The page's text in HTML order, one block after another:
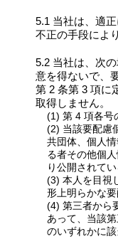
5.1 当社は、適
不正の手段によ
5.2 当社は、次
意を得ないで、
第 2 条第 3 項に
取得しません。
(1) 第 4 項各号
(2) 当該要配慮
共団体、個人
る者その他個
り公開されて
(3) 本人を目視
形上明らかな
(4) 第三者から
あって、当該
のいずれかに